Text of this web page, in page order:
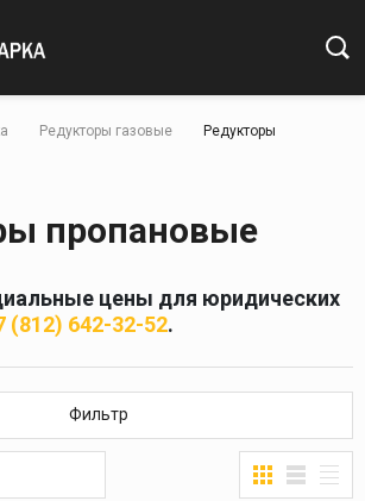
Редукторы газовые
Редукторы
пропановые
цены для юридических
(812) 642-32-52.
Фильтр